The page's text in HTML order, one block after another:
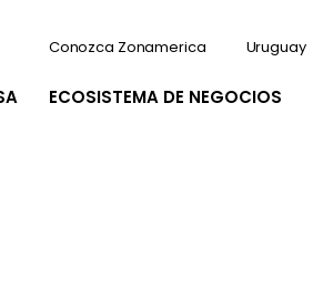
ECOSISTEMA DE NEGOCIOS
Conozca Zonamerica Uruguay